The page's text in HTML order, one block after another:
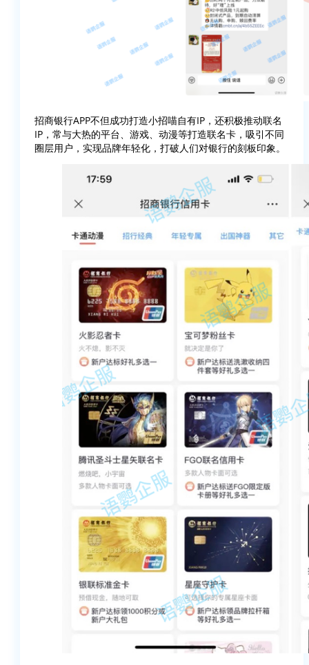
招商银行APP不但成功打造小招喵自有IP，还积极推动联名
IP，常与大热的平台、游戏、动漫等打造联名卡，吸引不同
圈层用户，实现品牌年轻化，打破人们对银行的刻板印象。